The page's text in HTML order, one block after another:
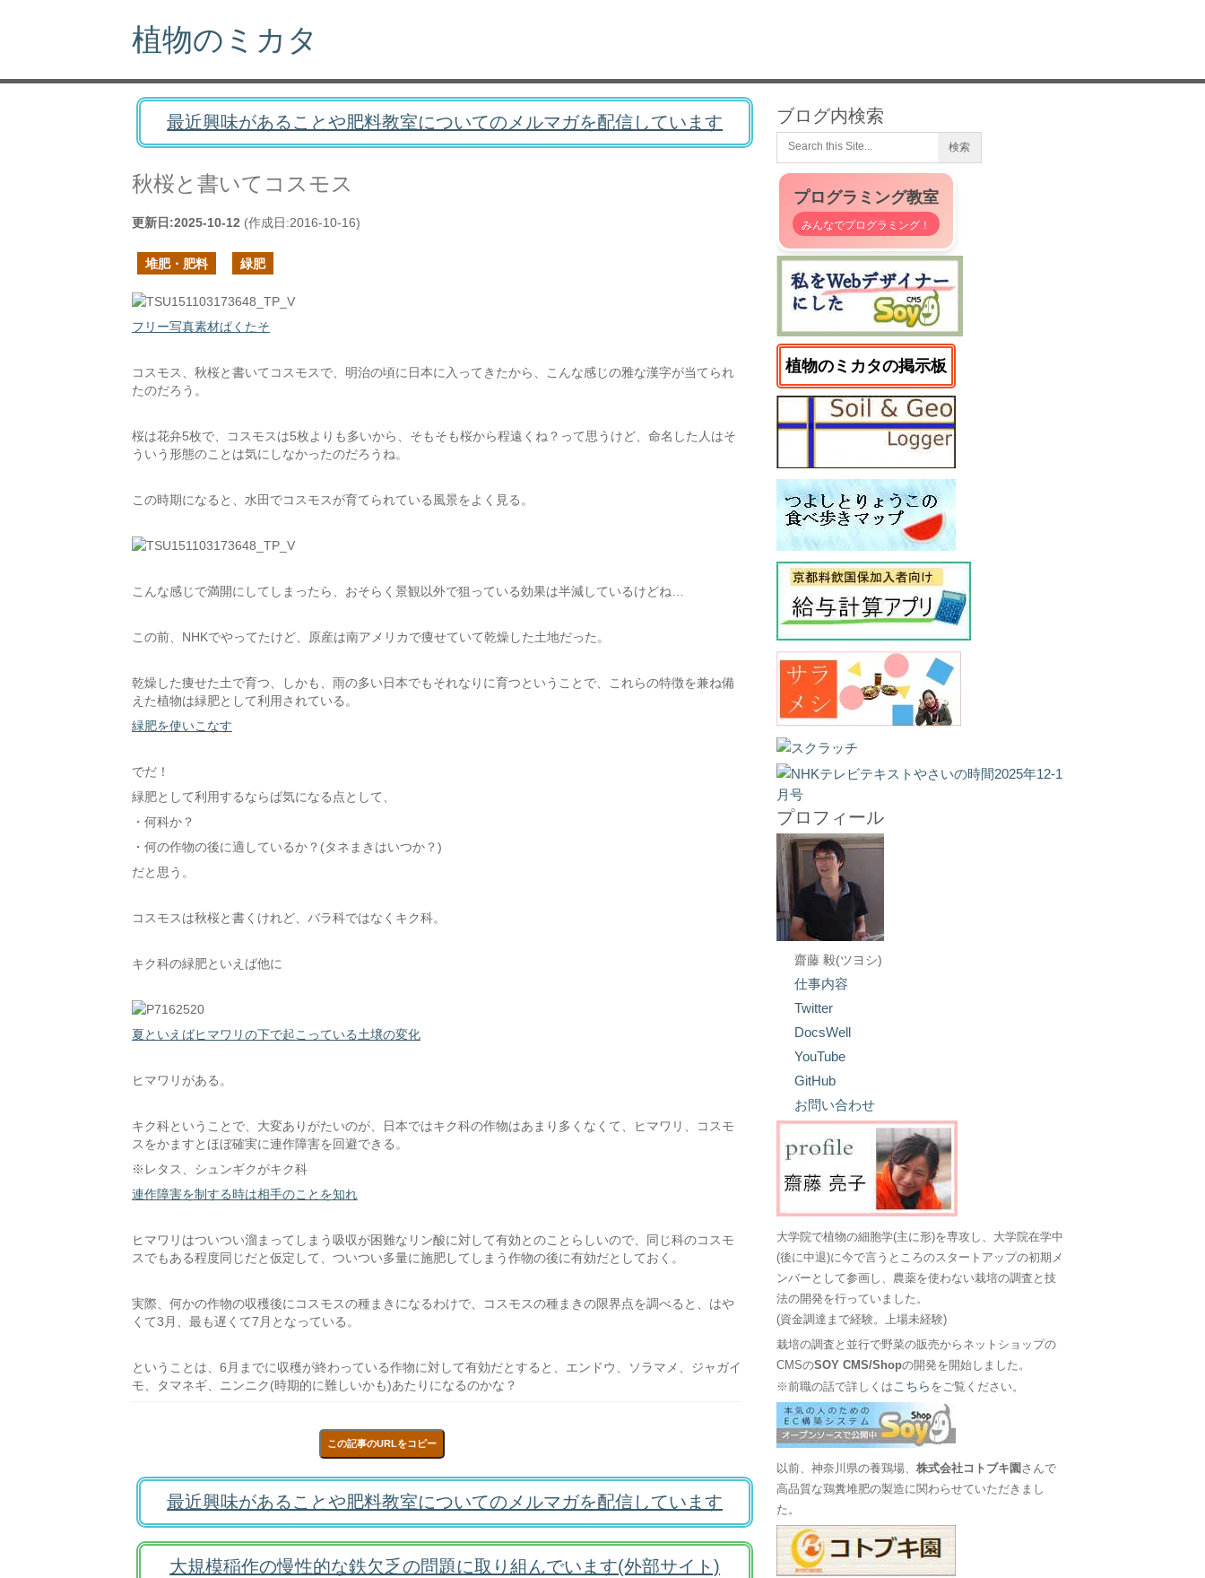
植物のミカタ
最近興味があることや肥料教室についてのメルマガを配信しています
秋桜と書いてコスモス
更新日:2025-10-12 (作成日:2016-10-16)
堆肥・肥料 緑肥
フリー写真素材ぱくたそ
コスモス、秋桜と書いてコスモスで、明治の頃に日本に入ってきたから、こんな感じの雅な漢字が当てられ
たのだろう。
桜は花弁5枚で、コスモスは5枚よりも多いから、そもそも桜から程遠くね？って思うけど、命名した人はそ
ういう形態のことは気にしなかったのだろうね。
この時期になると、水田でコスモスが育てられている風景をよく見る。
こんな感じで満開にしてしまったら、おそらく景観以外で狙っている効果は半減しているけどね…
この前、NHKでやってたけど、原産は南アメリカで痩せていて乾燥した土地だった。
乾燥した痩せた土で育つ、しかも、雨の多い日本でもそれなりに育つということで、これらの特徴を兼ね備
えた植物は緑肥として利用されている。
緑肥を使いこなす
でだ！
緑肥として利用するならば気になる点として、
・何科か？
・何の作物の後に適しているか？(タネまきはいつか？)
だと思う。
コスモスは秋桜と書くけれど、バラ科ではなくキク科。
キク科の緑肥といえば他に
夏といえばヒマワリの下で起こっている土壌の変化
ヒマワリがある。
キク科ということで、大変ありがたいのが、日本ではキク科の作物はあまり多くなくて、ヒマワリ、コスモ
スをかますとほぼ確実に連作障害を回避できる。
※レタス、シュンギクがキク科
連作障害を制する時は相手のことを知れ
ヒマワリはついつい溜まってしまう吸収が困難なリン酸に対して有効とのことらしいので、同じ科のコスモ
スでもある程度同じだと仮定して、ついつい多量に施肥してしまう作物の後に有効だとしておく。
実際、何かの作物の収穫後にコスモスの種まきになるわけで、コスモスの種まきの限界点を調べると、はや
くて3月、最も遅くて7月となっている。
ということは、6月までに収穫が終わっている作物に対して有効だとすると、エンドウ、ソラマメ、ジャガイ
モ、タマネギ、ニンニク(時期的に難しいかも)あたりになるのかな？
この記事のURLをコピー
最近興味があることや肥料教室についてのメルマガを配信しています
大規模稲作の慢性的な鉄欠乏の問題に取り組んでいます(外部サイト)
ブログ内検索
プログラミング教室
みんなでプログラミング！
植物のミカタの掲示板
プロフィール
齋藤 毅(ツヨシ)
仕事内容
Twitter
DocsWell
YouTube
GitHub
お問い合わせ
大学院で植物の細胞学(主に形)を専攻し、大学院在学中
(後に中退)に今で言うところのスタートアップの初期メ
ンバーとして参画し、農薬を使わない栽培の調査と技
法の開発を行っていました。
(資金調達まで経験。上場未経験)
栽培の調査と並行で野菜の販売からネットショップの
CMSのSOY CMS/Shopの開発を開始しました。
※前職の話で詳しくは こちら をご覧ください。
以前、神奈川県の養鶏場、株式会社コトブキ園 さんで
高品質な鶏糞堆肥の製造に関わらせていただきまし
た。